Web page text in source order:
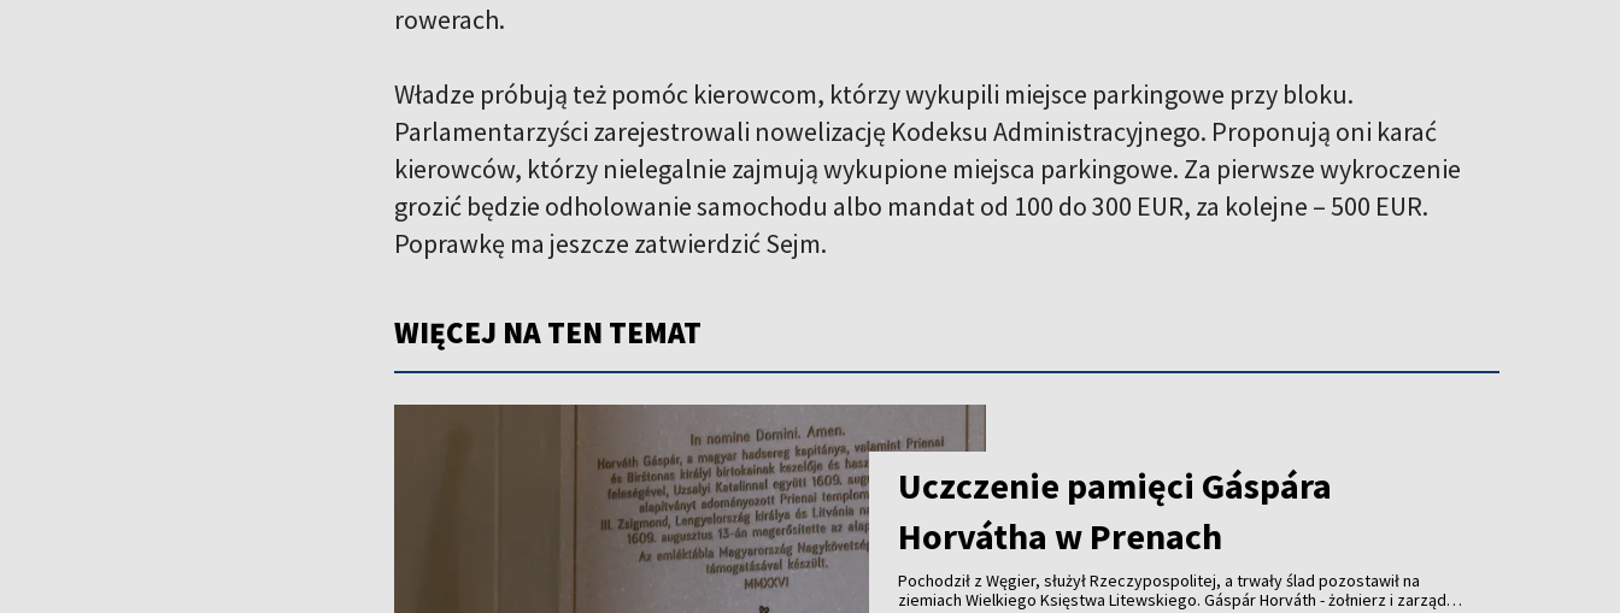
rowerach.
Władze próbują też pomóc kierowcom, którzy wykupili miejsce parkingowe przy bloku.
Parlamentarzyści zarejestrowali nowelizację Kodeksu Administracyjnego. Proponują oni karać
kierowców, którzy nielegalnie zajmują wykupione miejsca parkingowe. Za pierwsze wykroczenie
grozić będzie odholowanie samochodu albo mandat od 100 do 300 EUR, za kolejne – 500 EUR.
Poprawkę ma jeszcze zatwierdzić Sejm.
WIĘCEJ NA TEN TEMAT
Uczczenie pamięci Gáspára
Horvátha w Prenach
Pochodził z Węgier, służył Rzeczypospolitej, a trwały ślad pozostawił na
ziemiach Wielkiego Księstwa Litewskiego. Gáspár Horváth - żołnierz i zarządca